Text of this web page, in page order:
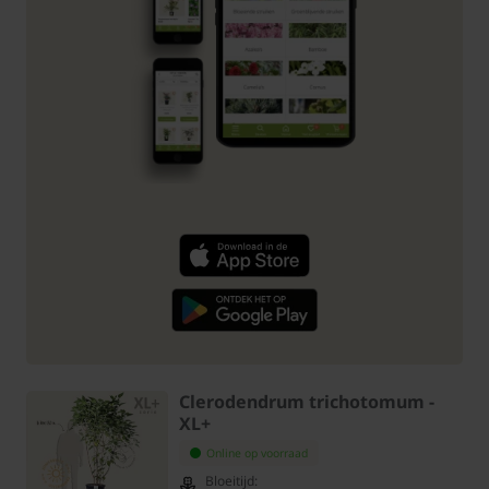
Clerodendrum trichotomum -
XL+
Online op voorraad
Bloeitijd: